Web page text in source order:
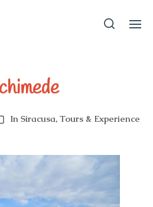
In Siracusa, Tours & Experience